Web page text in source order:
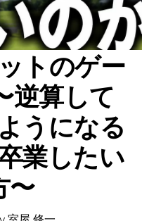
トのゲー
逆算して
うになる
業したい
〜